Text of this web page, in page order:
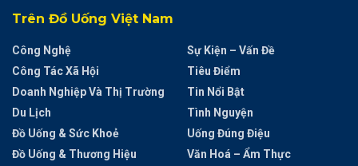
Trên Đồ Uống Việt Nam
Công Nghệ
Công Tác Xã Hội
Doanh Nghiệp Và Thị Trường
Du Lịch
Đồ Uống & Sức Khoẻ
Đồ Uống & Thương Hiệu
Sự Kiện – Vấn Đề
Tiêu Điểm
Tin Nổi Bật
Tình Nguyện
Uống Đúng Điệu
Văn Hoá – Ẩm Thực